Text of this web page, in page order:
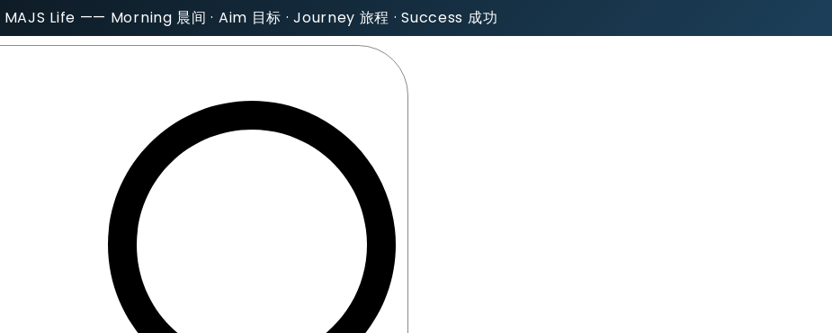
MAJS Life —— Morning 晨间 · Aim 目标 · Journey 旅程 · Success 成功